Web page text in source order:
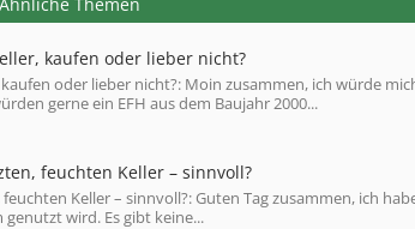
kaufen oder lieber nicht?
kaufen oder lieber nicht?: Moin zusammen, ich würde
gerne ein EFH aus dem Baujahr 2000...
feuchten Keller – sinnvoll?
Keller – sinnvoll?: Guten Tag zusammen, ich
genutzt wird. Es gibt keine...